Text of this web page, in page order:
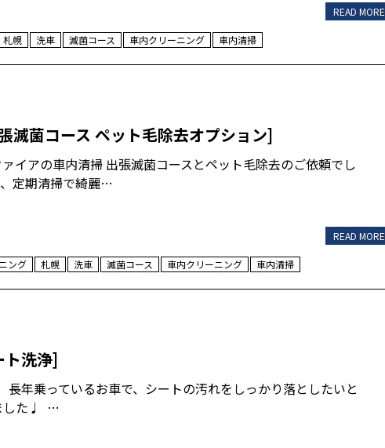
READ MORE
札幌 洗車 滅菌コース 車内クリーニング 車内清掃
滅菌コース ペット毛除去オプション]
イアの車内清掃 出張滅菌コースとペット毛除去のご依頼でし
定期清掃で綺麗…
READ MORE
ング 札幌 洗車 滅菌コース 車内クリーニング 車内清掃
洗浄]
年乗っているお車で、シートの汚れをしっかり落としたいと
した♩ …